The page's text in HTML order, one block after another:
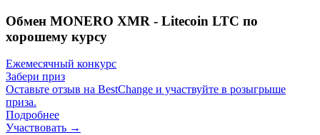
Обмен MONERO XMR - Litecoin LTC по
хорошему курсу
Ежемесячный конкурс
Забери приз
Оставьте отзыв на BestChange и участвуйте в розыгрыше
приза.
Подробнее
Участвовать →